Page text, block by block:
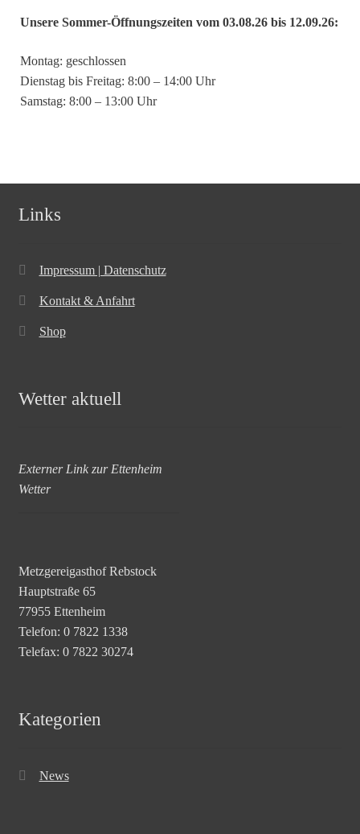
Unsere Sommer-Öffnungszeiten vom 03.08.26 bis 12.09.26:
Montag: geschlossen
Dienstag bis Freitag: 8:00 – 14:00 Uhr
Samstag: 8:00 – 13:00 Uhr
Links
Impressum | Datenschutz
Kontakt & Anfahrt
Shop
Wetter aktuell
Externer Link zur Ettenheim
Wetter
Metzgereigasthof Rebstock
Hauptstraße 65
77955 Ettenheim
Telefon: 0 7822 1338
Telefax: 0 7822 30274
Kategorien
News